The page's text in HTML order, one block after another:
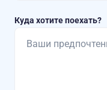
Куда хотите поехать?